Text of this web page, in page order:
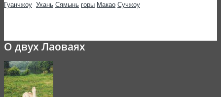
Гуанчжоу Ухань Сямынь горы Макао Сучжоу
О двух Лаоваях